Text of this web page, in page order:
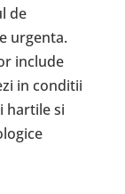
de
urgenta.
include
in conditii
hartile si